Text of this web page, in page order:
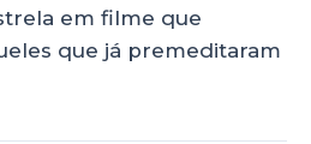
em filme que
que já premeditaram